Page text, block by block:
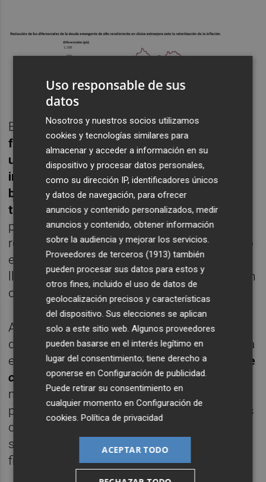
En nuestra opinión,cualquier factor que
favorezca el debilitamiento del dólar -como
una pausa en las subidas de tipos de
interés o un recorte de tipos- podría
beneficiar a las divisas emergentes en
términos de dólar.Esta dinámica de divisas
potencialmente favorable y los atractivos
rendimientos reales y nominales, sobre todo
en ciertos países de América Latina, nos
llevan a favorecer ligeramente la inversión en
deuda denominada en divisa local.
A pesar de la reducción de los diferenciales
de la deuda de alto rendimiento denominada
en dólares,vemos ciertas oportunidades de
carry
en títulos de crédito en dificultades
muchas de las cuales ya están descontadas
por el mercado, así como en ciertos créditos
de alto rendimiento potencialmente más
seguros, como Egipto, que tiene acceso a
financiación externa.
Uso responsable de sus
datos
Nosotros y nuestros socios utilizamos
cookies y tecnologías similares para
almacenar y acceder a información en su
dispositivo y procesar datos personales,
como su dirección IP, identificadores únicos
y datos de navegación, para ofrecer
anuncios y contenido personalizados, medir
anuncios y contenido, obtener información
sobre la audiencia y mejorar los servicios.
Proveedores de terceros (1913) también
pueden procesar sus datos para estos y
otros fines, incluido el uso de datos de
geolocalización precisos y características
del dispositivo. Sus elecciones se aplican
solo a este sitio web. Algunos proveedores
pueden basarse en el interés legítimo en
lugar del consentimiento; tiene derecho a
oponerse enConfiguración de publicidad
Puede retirar su consentimiento en
cualquier momento enConfiguración de
cookies .Política de privacidad
ACEPTAR TODO